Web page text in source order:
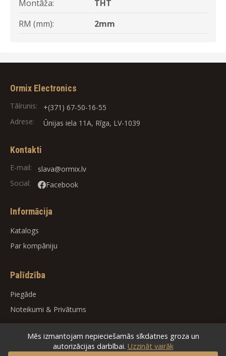
Montāža:
THT
RM (mm):
2mm
Ormix Electronics
Tālrunis:
+(371) 67-50-16-55
Adrese:
Ūnijas iela 11A, Rīga, LV-1039
Kontakti
E-mail:
slava@ormix.lv
Social:
Facebook
Informācija
Katalogs
Par kompāniju
Palīdzība
Piegāde
Noteikumi & Privātums
Mēs izmantojam nepieciešamās sīkdatnes groza un
autorizācijas darbībai. Uzzināt vairāk